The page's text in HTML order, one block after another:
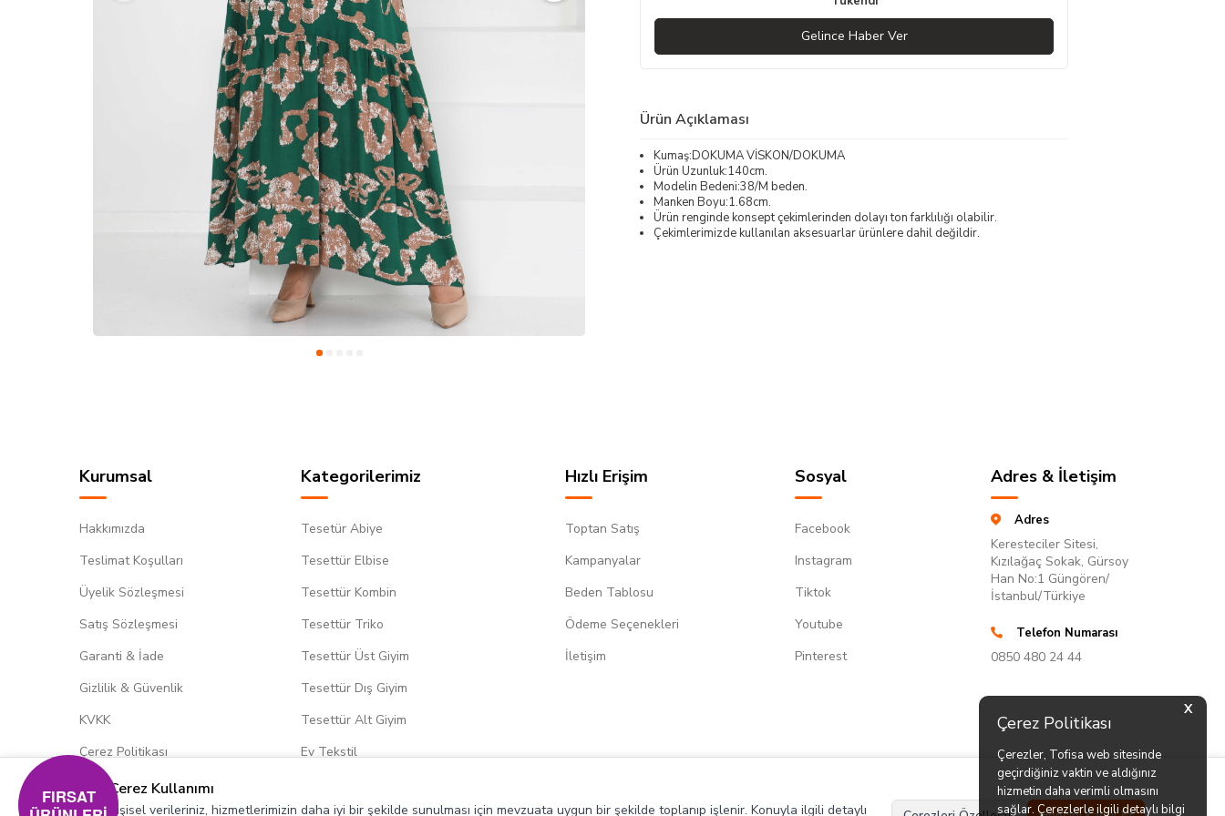
X
Çerez Politikası
Çerezler, Tofisa web sitesinde
geçirdiğiniz vaktin ve aldığınız
hizmetin daha verimli olmasını
sağlar. Çerezlerle ilgili detaylı bilgi
Gelince Haber Ver
Ürün Açıklaması
Kumaş:DOKUMA VİSKON/DOKUMA
Ürün Uzunluk:140cm.
Modelin Bedeni:38/M beden.
Manken Boyu:1.68cm.
Ürün renginde konsept çekimlerinden dolayı ton farklılığı olabilir.
Çekimlerimizde kullanılan aksesuarlar ürünlere dahil değildir.
Kurumsal
Hakkımızda
Teslimat Koşulları
Üyelik Sözleşmesi
Satış Sözleşmesi
Garanti & İade
Gizlilik & Güvenlik
KVKK
Çerez Politikası
Kategorilerimiz
Tesetür Abiye
Tesettür Elbise
Tesettür Kombin
Tesettür Triko
Tesettür Üst Giyim
Tesettür Dış Giyim
Tesettür Alt Giyim
Ev Tekstil
Hızlı Erişim
Toptan Satış
Kampanyalar
Beden Tablosu
Ödeme Seçenekleri
İletişim
Sosyal
Facebook
Instagram
Tiktok
Youtube
Pinterest
Adres & İletişim
Adres
Keresteciler Sitesi,
Kızılağaç Sokak, Gürsoy
Han No:1 Güngören/
İstanbul/Türkiye
Telefon Numarası
0850 480 24 44
Çerez Kullanımı
Kişisel verileriniz, hizmetlerimizin daha iyi bir şekilde sunulması için mevzuata uygun bir şekilde toplanıp işlenir. Konuyla ilgili detaylı
FIRSAT